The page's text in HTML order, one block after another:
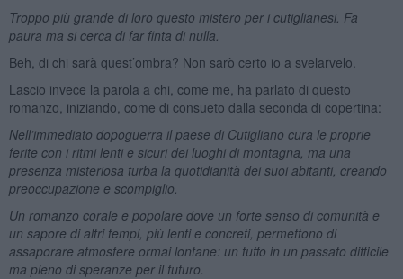
Troppo più grande di loro questo mistero per i cutiglianesi. Fa
paura ma si cerca di far finta di nulla.
Beh, di chi sarà quest’ombra? Non sarò certo io a svelarvelo.
Lascio invece la parola a chi, come me, ha parlato di questo
romanzo, iniziando, come di consueto dalla seconda di copertina:
Nell’immediato dopoguerra il paese di Cutigliano cura le proprie
ferite con i ritmi lenti e sicuri dei luoghi di montagna, ma una
presenza misteriosa turba la quotidianità dei suoi abitanti, creando
preoccupazione e scompiglio.
Un romanzo corale e popolare dove un forte senso di comunità e
un sapore di altri tempi, più lenti e concreti, permettono di
assaporare atmosfere ormai lontane: un tuffo in un passato difficile
ma pieno di speranze per il futuro.